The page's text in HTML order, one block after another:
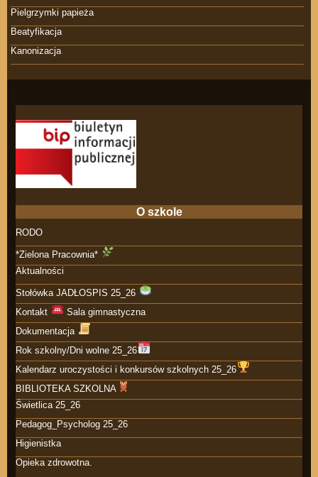
Pielgrzymki papieża
Beatyfikacja
Kanonizacja
O szkole
RODO
*Zielona Pracownia*
Aktualności
Stołówka JADŁOSPIS 25_26
Kontakt
Sala gimnastyczna
Dokumentacja
Rok szkolny/Dni wolne 25_26
Kalendarz uroczystości i konkursów szkolnych 25_26
BIBLIOTEKA SZKOLNA
Świetlica 25_26
Pedagog_Psycholog 25_26
Higienistka
Opieka zdrowotna.